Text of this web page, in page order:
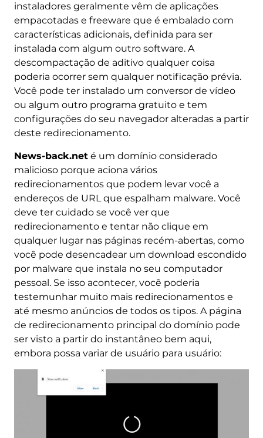
instaladores geralmente vêm de aplicações
empacotadas e freeware que é embalado com
características adicionais, definida para ser
instalada com algum outro software. A
descompactação de aditivo qualquer coisa
poderia ocorrer sem qualquer notificação prévia.
Você pode ter instalado um conversor de vídeo
ou algum outro programa gratuito e tem
configurações do seu navegador alteradas a partir
deste redirecionamento.
News-back.neté um domínio considerado
malicioso porque aciona vários
redirecionamentos que podem levar você a
endereços de URL que espalham malware. Você
deve ter cuidado se você ver que
redirecionamento e tentar não clique em
qualquer lugar nas páginas recém-abertas, como
você pode desencadear um download escondido
por malware que instala no seu computador
pessoal. Se isso acontecer, você poderia
testemunhar muito mais redirecionamentos e
até mesmo anúncios de todos os tipos. A página
de redirecionamento principal do domínio pode
ser visto a partir do instantâneo bem aqui,
embora possa variar de usuário para usuário: